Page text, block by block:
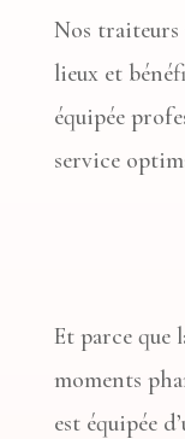
Nos traiteurs
lieux et
équipée
service
Et parce que
moments
est équipée